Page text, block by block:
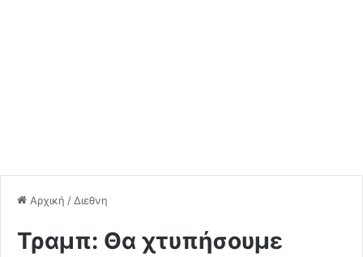
Αρχική / Διεθνη
Τραμπ: Θα χτυπήσουμε